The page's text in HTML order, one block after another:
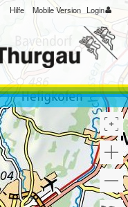
Hilfe Mobile Version Login